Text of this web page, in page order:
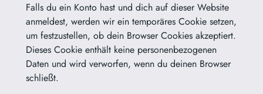
Falls du ein Konto hast und dich auf dieser Website
anmeldest, werden wir ein temporäres Cookie setzen,
um festzustellen, ob dein Browser Cookies akzeptiert.
Dieses Cookie enthält keine personenbezogenen
Daten und wird verworfen, wenn du deinen Browser
schließt.